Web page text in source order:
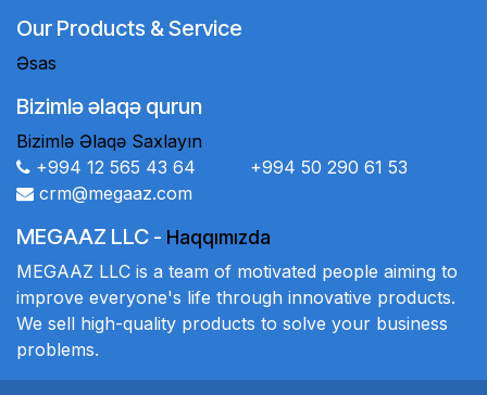
Our Products & Service
Əsas
Bizimlə əlaqə qurun
Bizimlə Əlaqə Saxlayın
+994 12 565 43 64 +994 50 290 61 53
crm@megaaz.com
MEGAAZ LLC - Haqqımızda
MEGAAZ LLC is a team of motivated people aiming to
improve everyone's life through innovative products.
We sell high-quality products to solve your business
problems.